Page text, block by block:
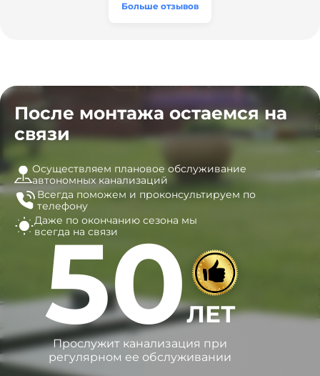
эту компанию всем, кто ищет надёжных
Больше отзывов
После монтажа остаемся на
связи
Осуществляем плановое обслуживание
автономных канализаций
Всегда поможем и проконсультируем по
телефону
Даже по окончанию сезона мы
всегда на связи
50ЛЕТ
Прослужит канализация при
регулярном ее обслуживании